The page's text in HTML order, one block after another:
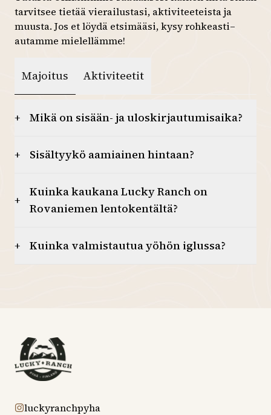
10 11 12 13 14 15 16
24 25 26 27
tarvitsee tietää vierailustasi, aktiviteeteista ja
muusta. Jos et löydä etsimääsi, kysy rohkeasti–
autamme mielellämme!
Majoitus Aktiviteetit
+ Mikä on sisään- ja uloskirjautumisaika?
+ Sisältyykö aamiainen hintaan?
+
Kuinka kaukana Lucky Ranch on
Rovaniemen lentokentältä?
+ Kuinka valmistautua yöhön iglussa?
luckyranchpyha